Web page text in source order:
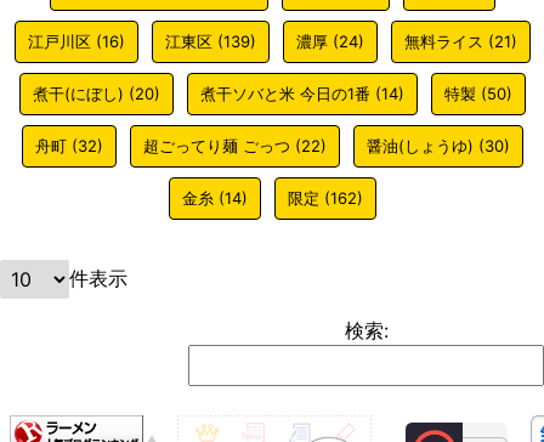
江戸川区(16) 江東区(139) 濃厚(24) 無料ライス (21)
煮干(にぼし) (20) 煮干ソバと米 今日の1番 (14) 特製 (50)
舟町(32) 超ごってり麺 ごっつ (22) 醤油(しょうゆ) (30)
金糸(14) 限定 (162)
件表示
検索: